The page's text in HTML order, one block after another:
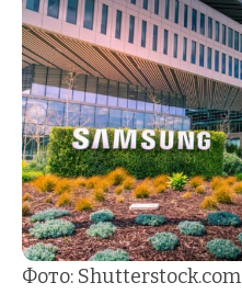
Фото: Shutterstock.com